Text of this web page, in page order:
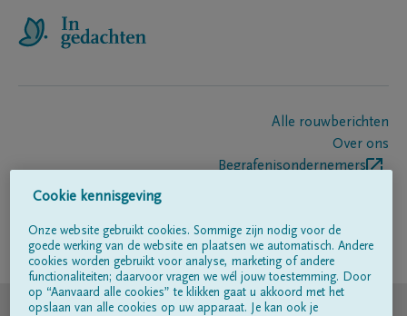
Alle rouwberichten
Over ons
Begrafenisondernemers
Volg ons op
© DELA
Cookie kennisgeving
Onze website gebruikt cookies. Sommige zijn nodig voor de
goede werking van de website en plaatsen we automatisch. Andere
cookies worden gebruikt voor analyse, marketing of andere
functionaliteiten; daarvoor vragen we wél jouw toestemming. Door
op “Aanvaard alle cookies” te klikken gaat u akkoord met het
opslaan van alle cookies op uw apparaat. Je kan ook je